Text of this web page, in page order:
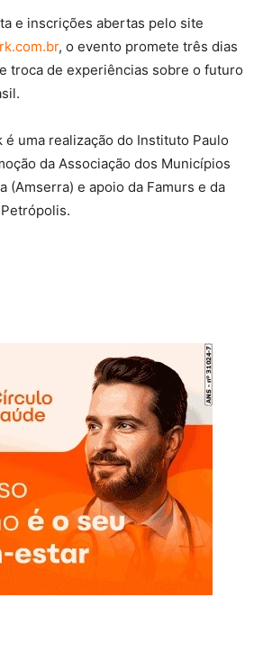
e inscrições abertas pelo site
, o evento promete três dias
troca de experiências sobre o futuro
é uma realização do Instituto Paulo
da Associação dos Municípios
(Amserra) e apoio da Famurs e da